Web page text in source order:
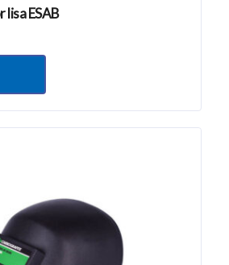
lisa ESAB